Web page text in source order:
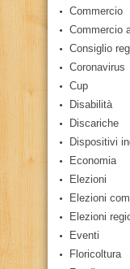
Commercio
Commercio
Consiglio
Coronavirus
Cup
Disabilità
Discariche
Dispositivi
Economia
Elezioni
Elezioni
Elezioni
Eventi
Floricoltura